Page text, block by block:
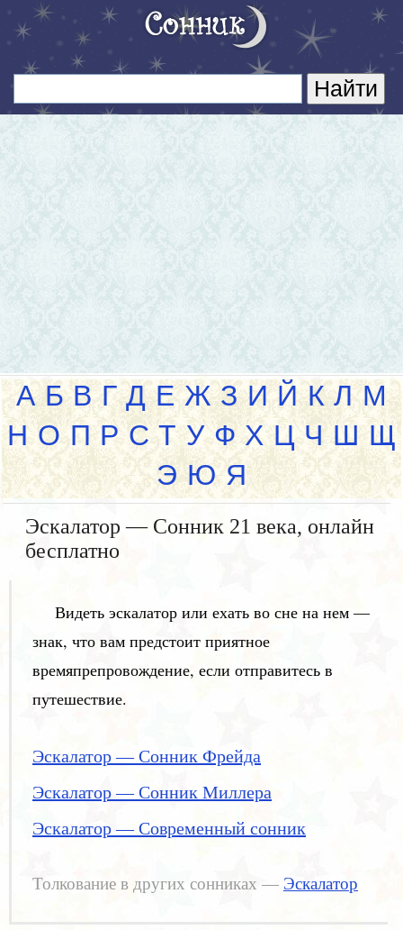
А Б В Г Д Е Ж З И Й К Л М
Н О П Р С Т У Ф Х Ц Ч Ш Щ
Э Ю Я
Эскалатор — Сонник 21 века, онлайн
бесплатно
Видеть эскалатор или ехать во сне на нем —
знак, что вам предстоит приятное
времяпрепровождение, если отправитесь в
путешествие.
Эскалатор — Сонник Фрейда
Эскалатор — Сонник Миллера
Эскалатор — Современный сонник
Толкование в других сонниках — Эскалатор